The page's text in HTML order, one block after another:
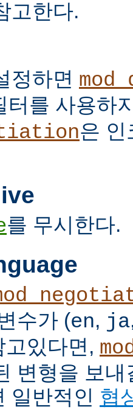
고한다.
정하면
터를 사용하
은 인
를 무시한다.
수가 (en, ja
고있다면,
변형을 보
일반적인 협